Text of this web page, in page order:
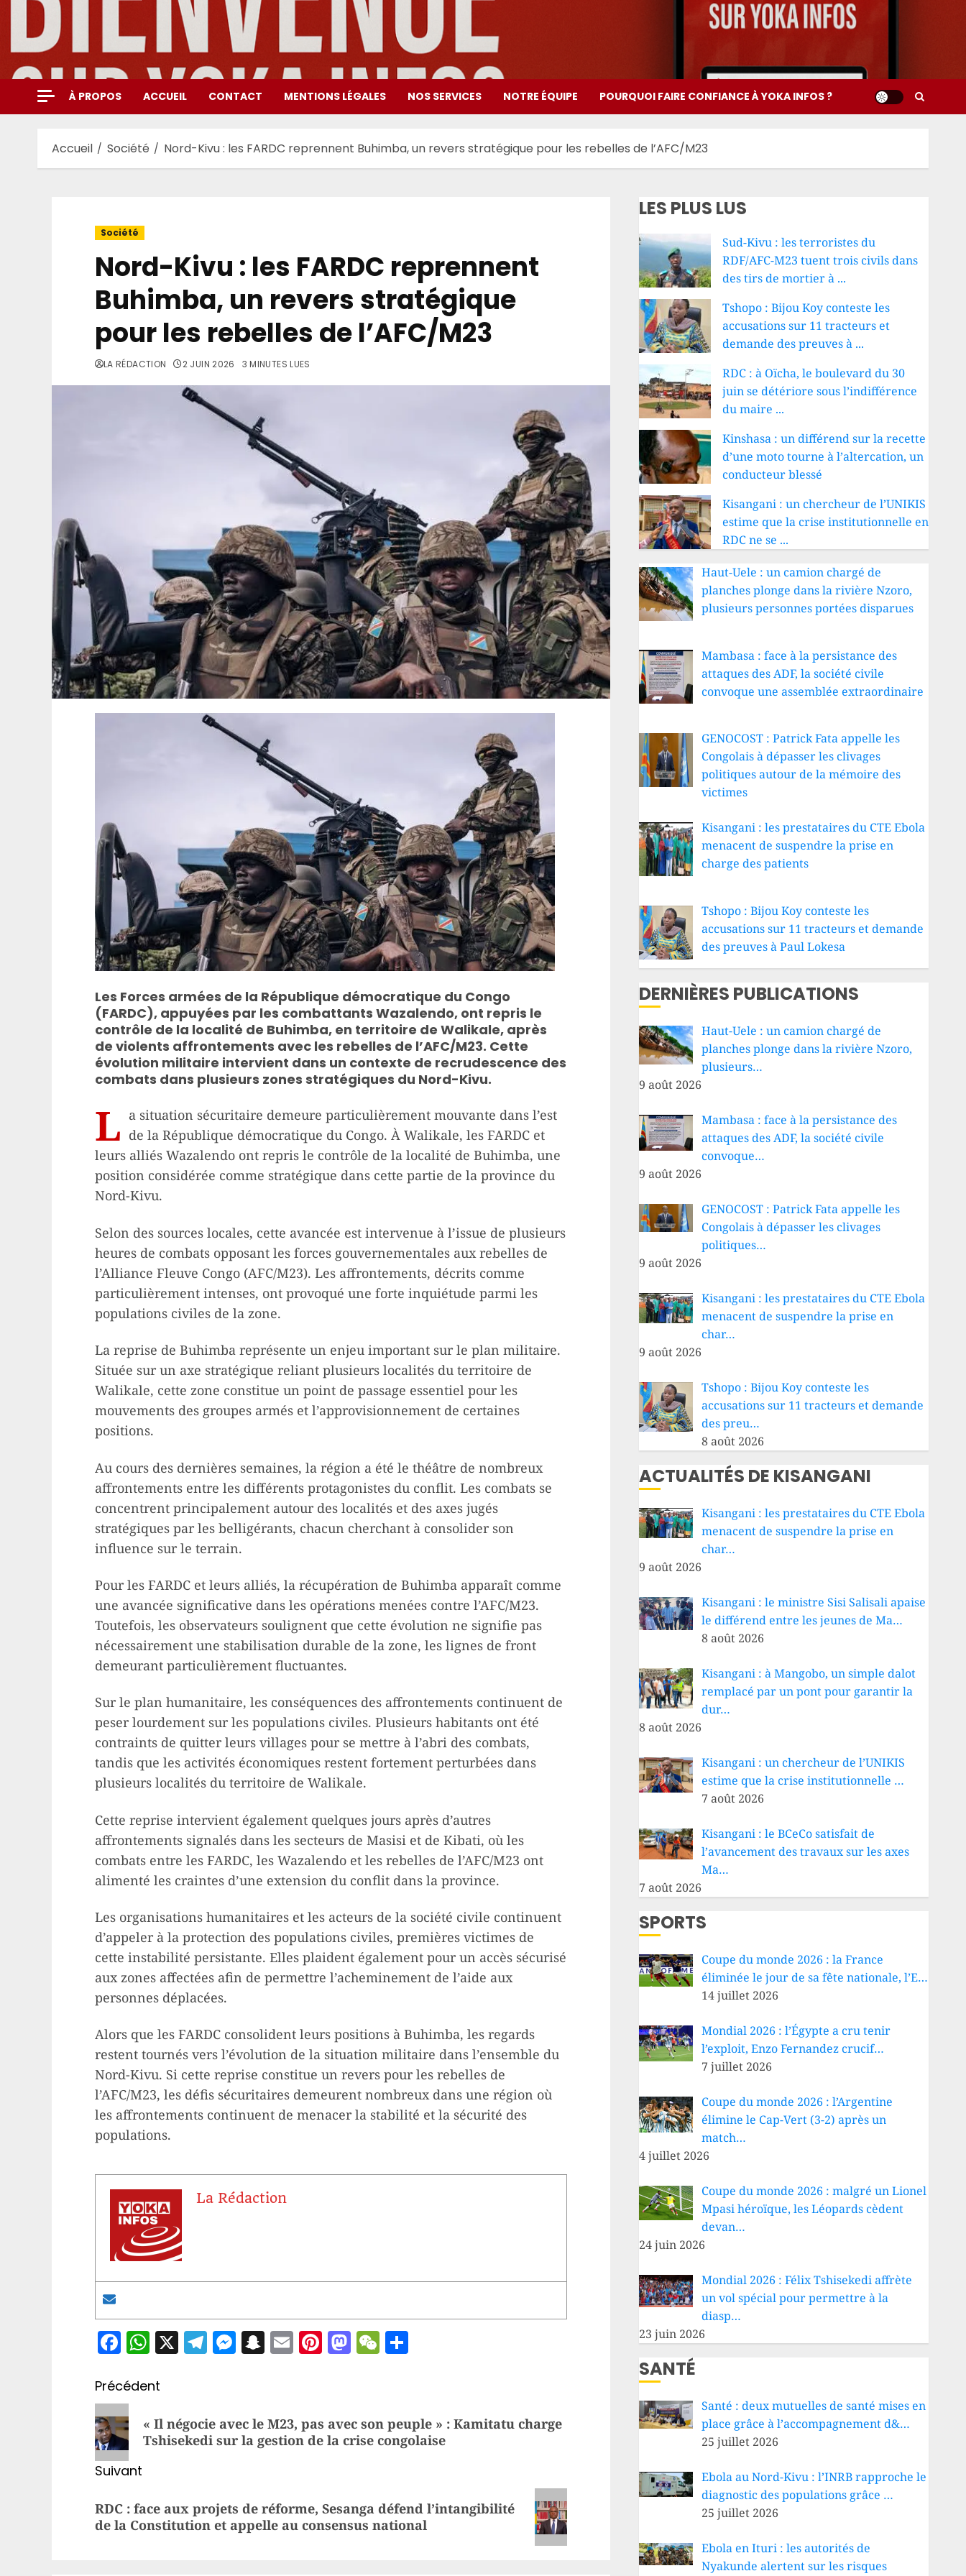
contenu
À PROPOS ACCUEIL CONTACT MENTIONS LÉGALES NOS SERVICES NOTRE ÉQUIPE POURQUOI FAIRE CONFIANCE À YOKA INFOS ?
Accueil Société Nord-Kivu : les FARDC reprennent Buhimba, un revers stratégique pour les rebelles de l’AFC/M23
Société
Nord-Kivu : les FARDC reprennent
Buhimba, un revers stratégique
pour les rebelles de l’AFC/M23
LA RÉDACTION 2 JUIN 2026 3 MINUTES LUES
Les Forces armées de la République démocratique du Congo
(FARDC), appuyées par les combattants Wazalendo, ont repris le
contrôle de la localité de Buhimba, en territoire de Walikale, après
de violents affrontements avec les rebelles de l’AFC/M23. Cette
évolution militaire intervient dans un contexte de recrudescence des
combats dans plusieurs zones stratégiques du Nord-Kivu.
L a situation sécuritaire demeure particulièrement mouvante dans l’est
de la République démocratique du Congo. À Walikale, les FARDC et
leurs alliés Wazalendo ont repris le contrôle de la localité de Buhimba, une
position considérée comme stratégique dans cette partie de la province du
Nord-Kivu.
Selon des sources locales, cette avancée est intervenue à l’issue de plusieurs
heures de combats opposant les forces gouvernementales aux rebelles de
l’Alliance Fleuve Congo (AFC/M23). Les affrontements, décrits comme
particulièrement intenses, ont provoqué une forte inquiétude parmi les
populations civiles de la zone.
La reprise de Buhimba représente un enjeu important sur le plan militaire.
Située sur un axe stratégique reliant plusieurs localités du territoire de
Walikale, cette zone constitue un point de passage essentiel pour les
mouvements des groupes armés et l’approvisionnement de certaines
positions.
Au cours des dernières semaines, la région a été le théâtre de nombreux
affrontements entre les différents protagonistes du conflit. Les combats se
concentrent principalement autour des localités et des axes jugés
stratégiques par les belligérants, chacun cherchant à consolider son
influence sur le terrain.
Pour les FARDC et leurs alliés, la récupération de Buhimba apparaît comme
une avancée significative dans les opérations menées contre l’AFC/M23.
Toutefois, les observateurs soulignent que cette évolution ne signifie pas
nécessairement une stabilisation durable de la zone, les lignes de front
demeurant particulièrement fluctuantes.
Sur le plan humanitaire, les conséquences des affrontements continuent de
peser lourdement sur les populations civiles. Plusieurs habitants ont été
contraints de quitter leurs villages pour se mettre à l’abri des combats,
tandis que les activités économiques restent fortement perturbées dans
plusieurs localités du territoire de Walikale.
Cette reprise intervient également quelques jours après d’autres
affrontements signalés dans les secteurs de Masisi et de Kibati, où les
combats entre les FARDC, les Wazalendo et les rebelles de l’AFC/M23 ont
alimenté les craintes d’une extension du conflit dans la province.
Les organisations humanitaires et les acteurs de la société civile continuent
d’appeler à la protection des populations civiles, premières victimes de
cette instabilité persistante. Elles plaident également pour un accès sécurisé
aux zones affectées afin de permettre l’acheminement de l’aide aux
personnes déplacées.
Alors que les FARDC consolident leurs positions à Buhimba, les regards
restent tournés vers l’évolution de la situation militaire dans l’ensemble du
Nord-Kivu. Si cette reprise constitue un revers pour les rebelles de
l’AFC/M23, les défis sécuritaires demeurent nombreux dans une région où
les affrontements continuent de menacer la stabilité et la sécurité des
populations.
La Rédaction
Facebook
WhatsApp
X Telegram
Messenger
Snapchat
EmailPinterest
Mastodon
WeChat
Navigation
d’article
Précédent
Article
précédent:« Il négocie avec le M23, pas avec son peuple » : Kamitatu charge
Tshisekedi sur la gestion de la crise congolaise
Suivant
suivant:
RDC : face aux projets de réforme, Sesanga défend l’intangibilité
de la Constitution et appelle au consensus national
LES PLUS LUS
Sud-Kivu : les terroristes du
RDF/AFC-M23 tuent trois civils dans
des tirs de mortier à ...
Tshopo : Bijou Koy conteste les
accusations sur 11 tracteurs et
demande des preuves à ...
RDC : à Oïcha, le boulevard du 30
juin se détériore sous l’indifférence
du maire ...
Kinshasa : un différend sur la recette
d’une moto tourne à l’altercation, un
conducteur blessé
Kisangani : un chercheur de l’UNIKIS
estime que la crise institutionnelle en
RDC ne se ...
Haut-Uele : un camion chargé de
planches plonge dans la rivière Nzoro,
plusieurs personnes portées disparues
Mambasa : face à la persistance des
attaques des ADF, la société civile
convoque une assemblée extraordinaire
GENOCOST : Patrick Fata appelle les
Congolais à dépasser les clivages
politiques autour de la mémoire des
victimes
Kisangani : les prestataires du CTE Ebola
menacent de suspendre la prise en
charge des patients
Tshopo : Bijou Koy conteste les
accusations sur 11 tracteurs et demande
des preuves à Paul Lokesa
DERNIÈRES PUBLICATIONS
Haut-Uele : un camion chargé de
planches plonge dans la rivière Nzoro,
plusieurs…
9 août 2026
Mambasa : face à la persistance des
attaques des ADF, la société civile
convoque…
9 août 2026
GENOCOST : Patrick Fata appelle les
Congolais à dépasser les clivages
politiques…
9 août 2026
Kisangani : les prestataires du CTE Ebola
menacent de suspendre la prise en
char…
9 août 2026
Tshopo : Bijou Koy conteste les
accusations sur 11 tracteurs et demande
des preu…
8 août 2026
ACTUALITÉS DE KISANGANI
Kisangani : les prestataires du CTE Ebola
menacent de suspendre la prise en
char…
9 août 2026
Kisangani : le ministre Sisi Salisali apaise
le différend entre les jeunes de Ma…
8 août 2026
Kisangani : à Mangobo, un simple dalot
remplacé par un pont pour garantir la
dur…
8 août 2026
Kisangani : un chercheur de l’UNIKIS
estime que la crise institutionnelle …
7 août 2026
Kisangani : le BCeCo satisfait de
l’avancement des travaux sur les axes
Ma…
7 août 2026
SPORTS
Coupe du monde 2026 : la France
éliminée le jour de sa fête nationale, l’E…
14 juillet 2026
Mondial 2026 : l’Égypte a cru tenir
l’exploit, Enzo Fernandez crucif…
7 juillet 2026
Coupe du monde 2026 : l’Argentine
élimine le Cap-Vert (3-2) après un
match…
4 juillet 2026
Coupe du monde 2026 : malgré un Lionel
Mpasi héroïque, les Léopards cèdent
devan…
24 juin 2026
Mondial 2026 : Félix Tshisekedi affrète
un vol spécial pour permettre à la
diasp…
23 juin 2026
SANTÉ
Santé : deux mutuelles de santé mises en
place grâce à l’accompagnement d&…
25 juillet 2026
Ebola au Nord-Kivu : l’INRB rapproche le
diagnostic des populations grâce …
25 juillet 2026
Ebola en Ituri : les autorités de
Nyakunde alertent sur les risques